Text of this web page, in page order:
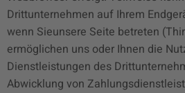
Drittunternehmen auf Ihrem
wenn Sieunsere Seite betreten
ermöglichen uns oder Ihnen die
Dienstleistungen des
Abwicklung von